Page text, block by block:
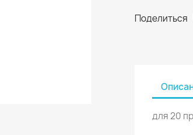
Поделиться
для 20